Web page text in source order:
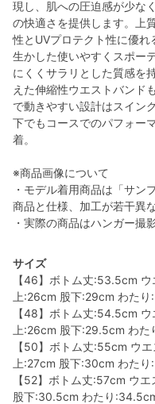
現し、肌への圧迫感が少な
の快適さを提供します。上
性とUVプロテクト性に優
生かした使いやすくスポー
にくくサラリとした質感を
えた伸縮性ウエストバンド
で動きやすい設計はスイン
下でもコースでのパフォー
着。
※商品画像について
・モデル着用商品は「サン
商品と仕様、加工が若干異
・実際の商品はハンガー撮
サイズ
【46】ボトム丈:53.5cm
上:26cm 股下:29cm わた
【48】ボトム丈:54.5cm
上:26cm 股下:29.5cm わ
【50】ボトム丈:55cm ウ
上:27cm 股下:30cm わた
【52】ボトム丈:57cm ウ
股下:30.5cm わたり